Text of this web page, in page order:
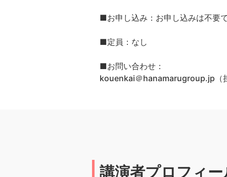
■お申し込み：お申し込みは不要で
■定員：なし
■お問い合わせ：
kouenkai＠hanamarugroup.jp（
講演者プロフィー